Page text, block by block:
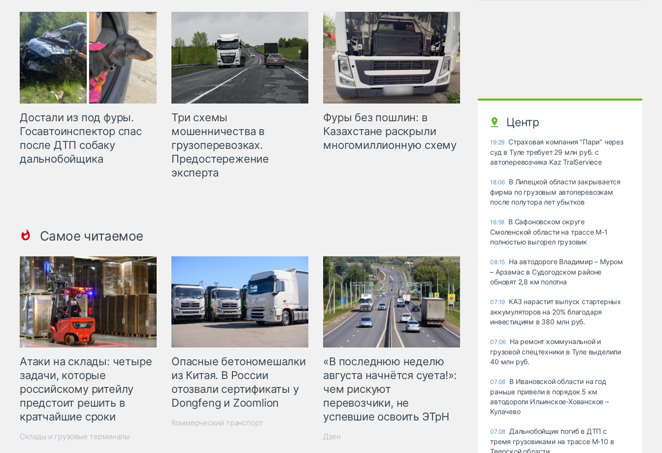
Достали из под фуры.
Госавтоинспектор спас
после ДТП собаку
дальнобойщика
Три схемы
мошенничества в
грузоперевозках.
Предостережение
эксперта
Фуры без пошлин: в
Казахстане раскрыли
многомиллионную схему
Самое читаемое
Атаки на склады: четыре
задачи, которые
российскому ритейлу
предстоит решить в
кратчайшие сроки
Склады и грузовые терминалы
Опасные бетономешалки
из Китая. В России
отозвали сертификаты у
Dongfeng и Zoomlion
Коммерческий транспорт
«В последнюю неделю
августа начнётся суета!»:
чем рискуют
перевозчики, не
успевшие освоить ЭТрН
Дзен
Центр
19:29 Страховая компания "Пари" через
суд в Туле требует 29 млн руб. с
автоперевозчика Kaz TralServiece
18:06 В Липецкой области закрывается
фирма по грузовым автоперевозкам
после полутора лет убытков
16:58 В Сафоновском округе
Смоленской области на трассе М-1
полностью выгорел грузовик
08:15 На автодороге Владимир – Муром
– Арзамас в Судогодском районе
обновят 2,8 км полотна
07:19 КАЗ нарастит выпуск стартерных
аккумуляторов на 20% благодаря
инвестициям в 380 млн руб.
07:06 На ремонт коммунальной и
грузовой спецтехники в Туле выделили
40 млн руб.
07.08 В Ивановской области на год
раньше привели в порядок 5 км
автодороги Ильинское-Хованское –
Кулачево
07.08 Дальнобойщик погиб в ДТП с
тремя грузовиками на трассе М-10 в